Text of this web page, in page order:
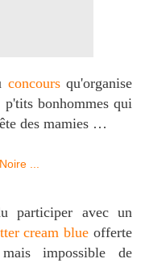
concoursqu'organise
bonhommes qui
des mamies …
participer avec un
cream blue offerte
impossible de